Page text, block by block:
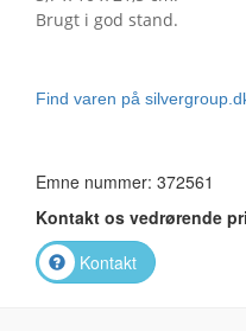
Brugt i god stand.
Find varen på
Emne nummer: 372561
Kontakt os vedrørende
Kontakt